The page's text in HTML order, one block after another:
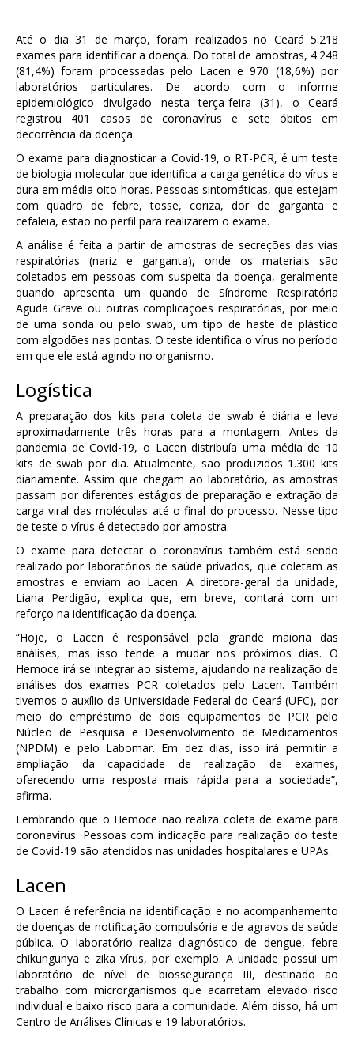
Até o dia 31 de março, foram realizados no Ceará 5.218
exames para identificar a doença. Do total de amostras, 4.248
(81,4%) foram processadas pelo Lacen e 970 (18,6%) por
laboratórios particulares. De acordo com o informe
epidemiológico divulgado nesta terça-feira (31), o Ceará
registrou 401 casos de coronavírus e sete óbitos em
decorrência da doença.
O exame para diagnosticar a Covid-19, o RT-PCR, é um teste
de biologia molecular que identifica a carga genética do vírus e
dura em média oito horas. Pessoas sintomáticas, que estejam
com quadro de febre, tosse, coriza, dor de garganta e
cefaleia, estão no perfil para realizarem o exame.
A análise é feita a partir de amostras de secreções das vias
respiratórias (nariz e garganta), onde os materiais são
coletados em pessoas com suspeita da doença, geralmente
quando apresenta um quando de Síndrome Respiratória
Aguda Grave ou outras complicações respiratórias, por meio
de uma sonda ou pelo swab, um tipo de haste de plástico
com algodões nas pontas. O teste identifica o vírus no período
em que ele está agindo no organismo.
Logística
A preparação dos kits para coleta de swab é diária e leva
aproximadamente três horas para a montagem. Antes da
pandemia de Covid-19, o Lacen distribuía uma média de 10
kits de swab por dia. Atualmente, são produzidos 1.300 kits
diariamente. Assim que chegam ao laboratório, as amostras
passam por diferentes estágios de preparação e extração da
carga viral das moléculas até o final do processo. Nesse tipo
de teste o vírus é detectado por amostra.
O exame para detectar o coronavírus também está sendo
realizado por laboratórios de saúde privados, que coletam as
amostras e enviam ao Lacen. A diretora-geral da unidade,
Liana Perdigão, explica que, em breve, contará com um
reforço na identificação da doença.
“Hoje, o Lacen é responsável pela grande maioria das
análises, mas isso tende a mudar nos próximos dias. O
Hemoce irá se integrar ao sistema, ajudando na realização de
análises dos exames PCR coletados pelo Lacen. Também
tivemos o auxílio da Universidade Federal do Ceará (UFC), por
meio do empréstimo de dois equipamentos de PCR pelo
Núcleo de Pesquisa e Desenvolvimento de Medicamentos
(NPDM) e pelo Labomar. Em dez dias, isso irá permitir a
ampliação da capacidade de realização de exames,
oferecendo uma resposta mais rápida para a sociedade”,
afirma.
Lembrando que o Hemoce não realiza coleta de exame para
coronavírus. Pessoas com indicação para realização do teste
de Covid-19 são atendidos nas unidades hospitalares e UPAs.
Lacen
O Lacen é referência na identificação e no acompanhamento
de doenças de notificação compulsória e de agravos de saúde
pública. O laboratório realiza diagnóstico de dengue, febre
chikungunya e zika vírus, por exemplo. A unidade possui um
laboratório de nível de biossegurança III, destinado ao
trabalho com microrganismos que acarretam elevado risco
individual e baixo risco para a comunidade. Além disso, há um
Centro de Análises Clínicas e 19 laboratórios.